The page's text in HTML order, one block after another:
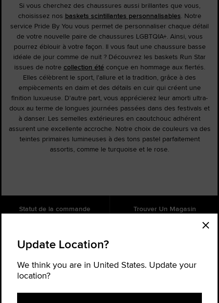
Si vous cherchez des chaussures aussi brillantes que vous,
choisissez nos baskets scintillantes personnalisables. Notre
service Pride By You vous permet de personnaliser chaque détail
de votre nouvelle paire de chaussures LGBTQIA+. Ainsi, vous
pourrez éblouir à votre façon. Il vous faut une chaussure basse
idéale de jour comme de nuit ? Découvrez les baskets Run Star
issues de notre collection été conçue en hommage aux fiertés.
Elles célèbrent le sport, l'allure et la tradition, grâce à des
empiècements en daim et des détails en cuir qui créent une
finition luxueuse. D'autre part, vous apprécierez leur amorti ultra-
doux au terme de longues journées passées dans des festivals et
à danser. Les semelles extérieures en caoutchouc adhérent
assurent une excellente accroche. Notre choix de couleurs va des
teintes primaires lumineuses à des tons pastel parfaitement
assortis, comme le turquoise et le rose.
Statut de la commande Trouver Un Magasin
Inscrivez-vous pour recevoir des
nouvelles
Soyez le premier à être informé des nouveaux produits, collaborations
et offres, et obtenez 20% de réduction* sur votre prochaine commande.
Update Location?
We think you are in United States. Update your
location?